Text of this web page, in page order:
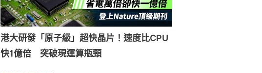
港大研發「原子級」超快晶片！速度比CPU
快1億倍 突破現運算瓶頸